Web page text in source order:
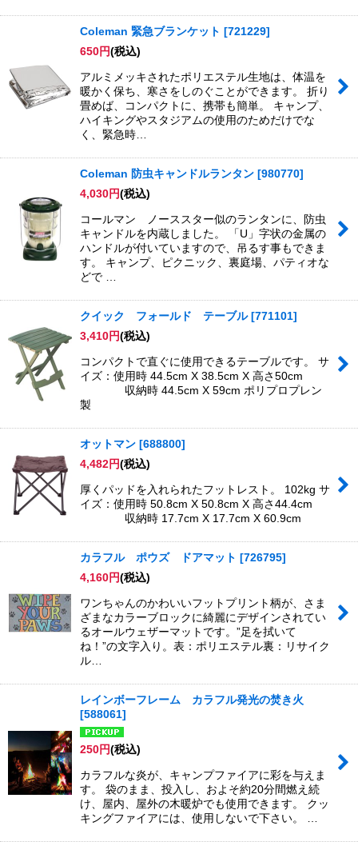
Coleman 緊急ブランケット [721229]
650円(税込)
アルミメッキされたポリエステル生地は、体温を
暖かく保ち、寒さをしのぐことができます。 折り
畳めば、コンパクトに、携帯も簡単。 キャンプ、
ハイキングやスタジアムの使用のためだけでな
く、緊急時…
Coleman 防虫キャンドルランタン [980770]
4,030円(税込)
コールマン ノーススター似のランタンに、防虫
キャンドルを内蔵しました。 「U」字状の金属の
ハンドルが付いていますので、吊るす事もできま
す。 キャンプ、ピクニック、裏庭場、パティオな
どで …
クイック フォールド テーブル [771101]
3,410円(税込)
コンパクトで直ぐに使用できるテーブルです。 サ
イズ：使用時 44.5cm X 38.5cm X 高さ50cm
収納時 44.5cm X 59cm ポリプロプレン
製
オットマン [688800]
4,482円(税込)
厚くパッドを入れられたフットレスト。 102kg サ
イズ：使用時 50.8cm X 50.8cm X 高さ44.4cm
収納時 17.7cm X 17.7cm X 60.9cm
カラフル ポウズ ドアマット [726795]
4,160円(税込)
ワンちゃんのかわいいフットプリント柄が、さま
ざまなカラーブロックに綺麗にデザインされてい
るオールウェザーマットです。”足を拭いて
ね！”の文字入り。表：ポリエステル裏：リサイク
ル…
レインボーフレーム カラフル発光の焚き火
[588061]
250円(税込)
カラフルな炎が、キャンプファイアに彩を与えま
す。 袋のまま、投入し、およそ約20分間燃え続
け、屋内、屋外の木暖炉でも使用できます。 クッ
キングファイアには、使用しないで下さい。 …